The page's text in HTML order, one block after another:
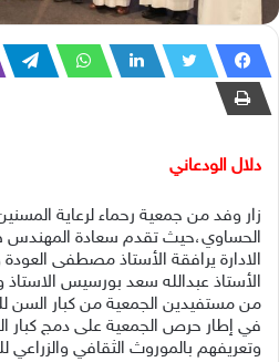
دلال الودعاني
زار وفد من جمعية رحماء لرعاية
الحساوي،حيث تقدم سعادة
الادارة يرافقة الأستاذ مصطفى
الأستاذ عبدالله سعد بورسيس
من مستفيدين الجمعية من كبار السن
في إطار حرص الجمعية على دمج كبار
وتعريفهم بالموروث الثقافي والزراعي